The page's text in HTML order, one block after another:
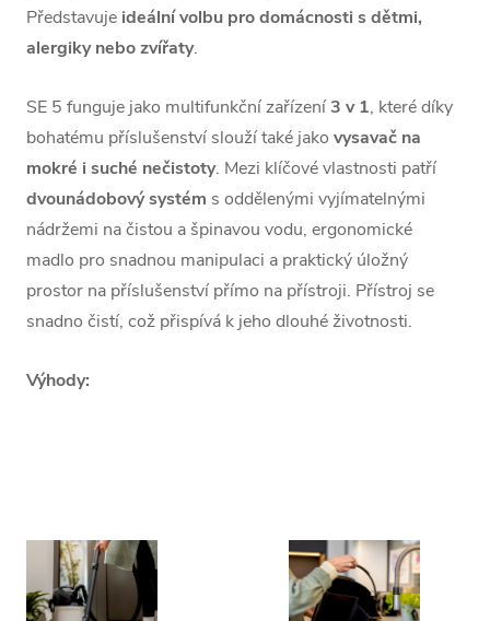
Představuje ideální volbu pro domácnosti s dětmi,
alergiky nebo zvířaty.
SE 5 funguje jako multifunkční zařízení3 v 1, které díky
bohatému příslušenství slouží také jako vysavač na
mokré i suché nečistoty. Mezi klíčové vlastnosti patří
dvounádobový systém s oddělenými vyjímatelnými
nádržemi na čistou a špinavou vodu, ergonomické
madlo pro snadnou manipulaci a praktický úložný
prostor na příslušenství přímo na přístroji. Přístroj se
snadno čistí, což přispívá k jeho dlouhé životnosti.
Výhody: